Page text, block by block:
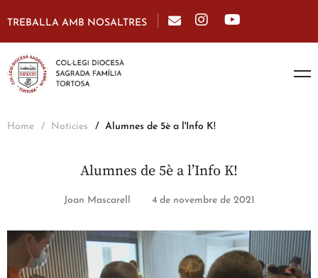
TREBALLA AMB NOSALTRES
Home Notícies Alumnes de 5è a l'Info K!
Alumnes de 5è a l’Info K!
Joan Mascarell 4 de novembre de 2021